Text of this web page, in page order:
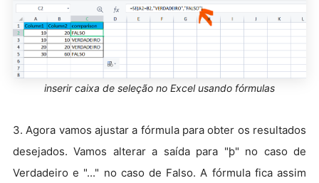
inserir caixa de seleção no Excel usando fórmulas
3. Agora vamos ajustar a fórmula para obter os resultados
desejados. Vamos alterar a saída para "þ" no caso de
Verdadeiro e "..." no caso de Falso. A fórmula fica assim